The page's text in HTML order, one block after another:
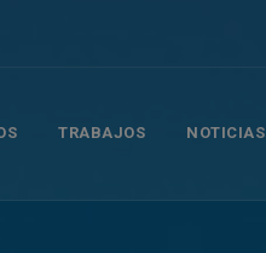
TRABAJOS NOTICIAS